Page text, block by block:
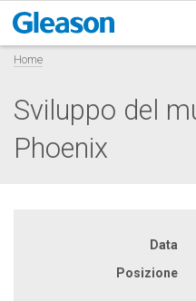
Home
Sviluppo del
Phoenix
Data
Posizione